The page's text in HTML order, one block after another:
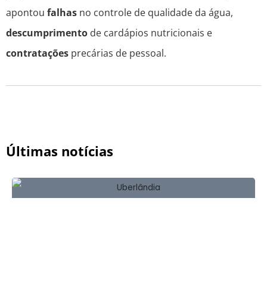
apontou falhas no controle de qualidade da água,
descumprimento de cardápios nutricionais e
contratações precárias de pessoal.
Últimas notícias